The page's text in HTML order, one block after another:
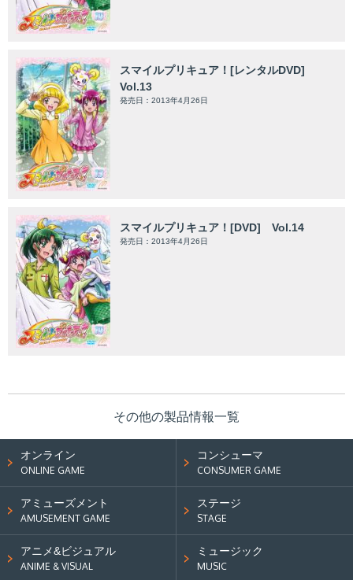
スマイルプリキュア！[レンタルDVD]
Vol.13
発売日：2013年4月26日
スマイルプリキュア！[DVD] Vol.14
発売日：2013年4月26日
その他の製品情報一覧
オンライン
ONLINE GAME
コンシューマ
CONSUMER GAME
アミューズメント
AMUSEMENT GAME
ステージ
STAGE
アニメ&ビジュアル
ANIME & VISUAL
ミュージック
MUSIC